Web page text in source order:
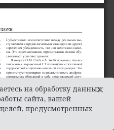
на обработку данных
сайта, вашей
предусмотренных
×